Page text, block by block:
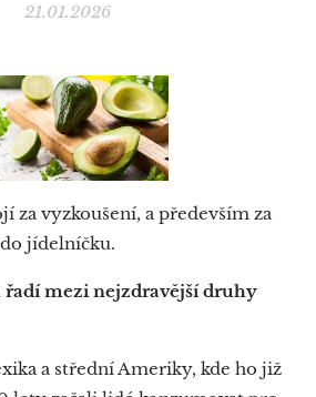
21.01.2026
za vyzkoušení, a především za
jídelníčku.
řadí mezi nejzdravější druhy
a střední Ameriky, kde ho již